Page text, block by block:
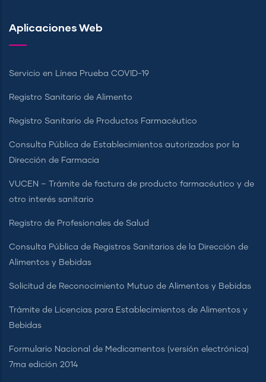
Aplicaciones Web
Servicio en Línea Prueba COVID-19
Registro Sanitario de Alimento
Registro Sanitario de Productos Farmacéutico
Consulta Pública de Establecimientos autorizados por la
Dirección de Farmacia
VUCEN – Trámite de factura de producto farmacéutico y de
otro interés sanitario
Registro de Profesionales de Salud
Consulta Pública de Registros Sanitarios de la Dirección de
Alimentos y Bebidas
Solicitud de Reconocimiento Mutuo de Alimentos y Bebidas
Trámite de Licencias para Establecimientos de Alimentos y
Bebidas
Formulario Nacional de Medicamentos (versión electrónica)
7ma edición 2014